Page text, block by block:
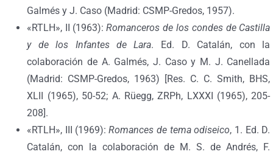
Galmés y J. Caso (Madrid: CSMP-Gredos, 1957).
«RTLH», II (1963):Romanceros de los condes de Castilla
y de los Infantes de Lara. Ed. D. Catalán, con la
colaboración de A. Galmés, J. Caso y M. J. Canellada
(Madrid: CSMP-Gredos, 1963) [Res. C. C. Smith, BHS,
XLII (1965), 50-52; A. Rüegg, ZRPh, LXXXI (1965), 205-
208].
«RTLH», III (1969):Romances de tema odiseico, 1. Ed. D.
Catalán, con la colaboración de M. S. de Andrés, F.